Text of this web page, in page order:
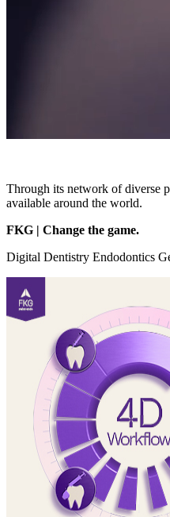
Through its network of diverse
available around the world.
FKG | Change the game.
Digital Dentistry Endodontics